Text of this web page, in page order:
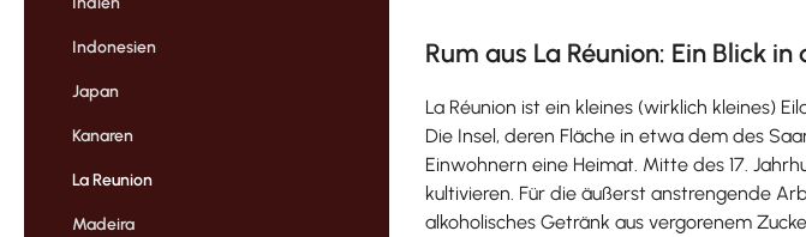
Indonesien
Japan
Kanaren
La Reunion
Madeira
Rum aus La Réunion: Ein Blick
La Réunion ist ein kleines (wirklich kleines)
Die Insel, deren Fläche in etwa dem des
Einwohnern eine Heimat. Mitte des 17.
kultivieren. Für die äußerst anstrengende
alkoholisches Getränk aus vergorenem